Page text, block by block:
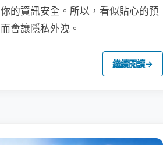
的資訊安全。所以，看似貼心的預
會讓隱私外洩。
繼續閱讀→